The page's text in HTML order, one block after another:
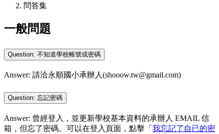
問答集
一般問題
Question: 不知道學校帳號或密碼
Answer: 請洽永順國小承辦人(shooow.tw@gmail.com)
Question: 忘記密碼
Answer: 曾經登入，並更新學校基本資料的承辦人 EMAIL 信
箱，但忘了密碼。可以在登入頁面，點擊「 我忘記了自已的密